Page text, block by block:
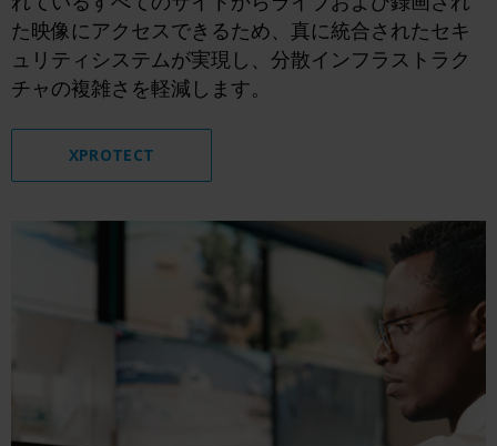
た映像にアクセスできるため、真に統合されたセキ
ュリティシステムが実現し、分散インフラストラク
チャの複雑さを軽減します。
XPROTECT